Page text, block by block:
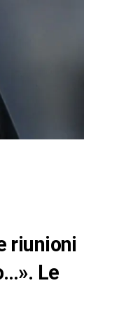
riunioni
Le